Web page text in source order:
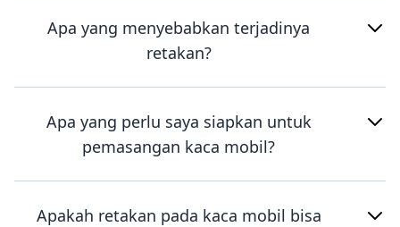
Apa yang menyebabkan terjadinya
retakan?
Apa yang perlu saya siapkan untuk
pemasangan kaca mobil?
Apakah retakan pada kaca mobil bisa